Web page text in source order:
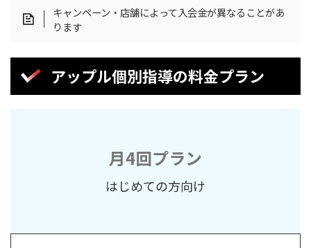
キャンペーン・店舗によって入会金が異なることがあ
ります
アップル個別指導の料金プラン
月4回プラン
はじめての方向け